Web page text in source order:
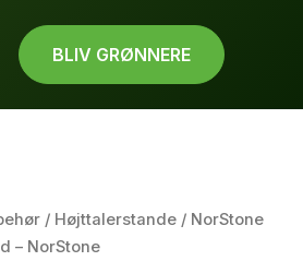
BLIV GRØNNERE
/ Højttalerstande/ NorStone
– NorStone